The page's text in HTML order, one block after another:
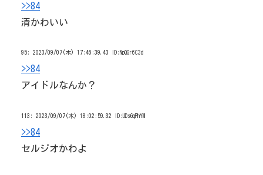
>>84
清かわいい
95: 2023/09/07(木) 17:46:39.43 ID:NpQGr6C3d
>>84
アイドルなんか？
113: 2023/09/07(木) 18:02:59.32 ID:UDsGqPhYM
>>84
セルジオかわよ